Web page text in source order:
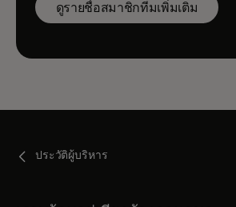
ดูรายชื่อสมาชิกทีมเพิ่มเติม
ประวัติผู้บริหาร